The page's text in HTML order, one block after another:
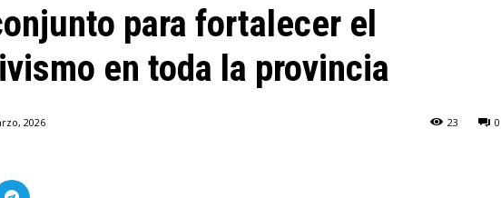
para fortalecer el
en toda la provincia
2026 0
23